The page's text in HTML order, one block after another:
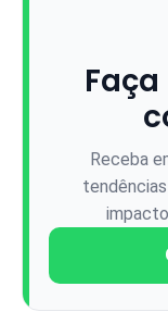
Receba